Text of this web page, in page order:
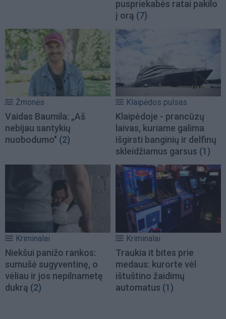
puspriekabės ratai pakilo
į orą (7)
Žmonės
Vaidas Baumila: „Aš
nebijau santykių
nuobodumo" (2)
Klaipėdos pulsas
Klaipėdoje - prancūzų
laivas, kuriame galima
išgirsti banginių ir delfinų
skleidžiamus garsus (1)
Kriminalai
Niekšui panižo rankos:
sumušė sugyventinę, o
vėliau ir jos nepilnametę
dukrą (2)
Kriminalai
Traukia it bites prie
medaus: kurorte vėl
ištuštino žaidimų
automatus (1)